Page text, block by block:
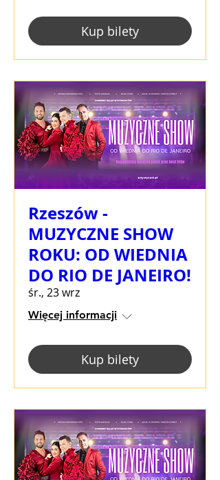
Kup bilety
Rzeszów -
MUZYCZNE SHOW
ROKU: OD WIEDNIA
DO RIO DE JANEIRO!
śr., 23 wrz
Więcej informacji
Kup bilety